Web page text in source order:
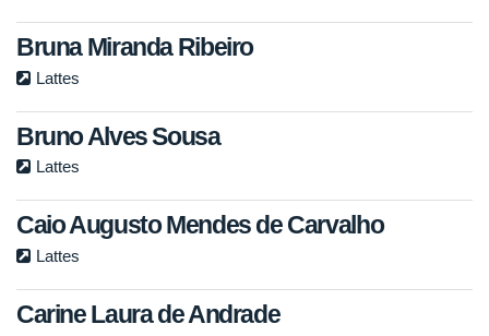
Bruna Miranda Ribeiro
Lattes
Bruno Alves Sousa
Lattes
Caio Augusto Mendes de Carvalho
Lattes
Carine Laura de Andrade